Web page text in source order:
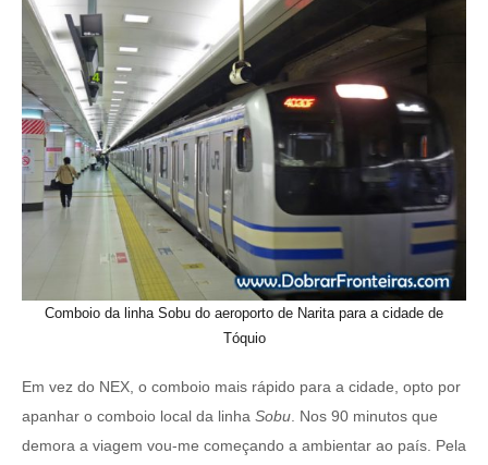
Comboio da linha Sobu do aeroporto de Narita para a cidade de
Tóquio
Em vez do NEX, o comboio mais rápido para a cidade, opto por
apanhar o comboio local da linha Sobu . Nos 90 minutos que
demora a viagem vou-me começando a ambientar ao país. Pela